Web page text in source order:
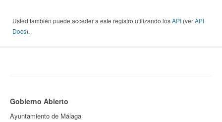
Usted también puede acceder a este registro utilizando losAPI (verAPI
Docs).
Gobierno Abierto
Ayuntamiento de Málaga